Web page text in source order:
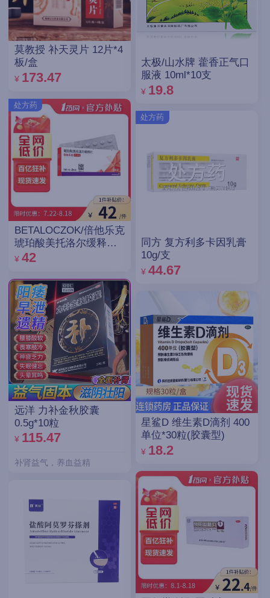
莫教授 补天灵片 12片*4
板/盒
¥ 173.47
处方药
BETALOCZOK/倍他乐克
琥珀酸美托洛尔缓释片
47.5mg*14片*2板
¥ 42
远洋 力补金秋胶囊
0.5g*10粒
¥ 115.47
补肾益气，养血益精
太极/山水牌 藿香正气口
服液 10ml*10支
¥ 19.8
处方药
同方 复方利多卡因乳膏
10g/支
¥ 44.67
星鲨D 维生素D滴剂 400
单位*30粒(胶囊型)
¥ 18.2